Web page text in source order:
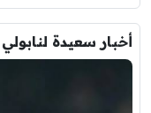
أخبار سعيدة